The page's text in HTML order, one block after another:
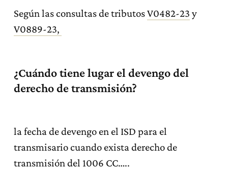
Según las consultas de tributosV0482-23 y
V0889-23,
¿Cuándo tiene lugar el devengo del
derecho de transmisión?
la fecha de devengo en el ISD para el
transmisario cuando exista derecho de
transmisión del 1006 CC…..